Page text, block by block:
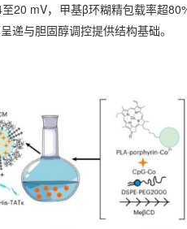
20 mV，甲基β环糊精包载率超80%
递与胆固醇调控提供结构基础。